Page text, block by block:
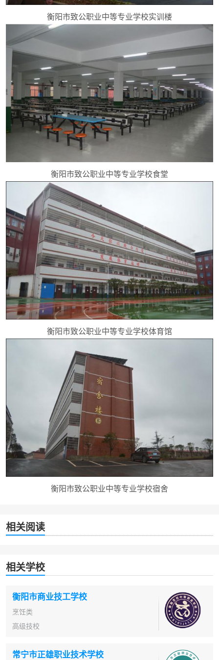
衡阳市致公职业中等专业学校实训楼
衡阳市致公职业中等专业学校食堂
衡阳市致公职业中等专业学校体育馆
衡阳市致公职业中等专业学校宿舍
相关阅读
相关学校
衡阳市商业技工学校
烹饪类
高级技校
常宁市正雄职业技术学校